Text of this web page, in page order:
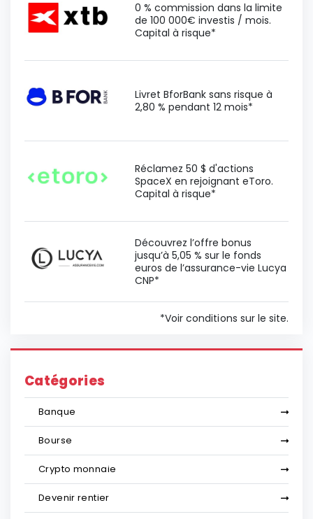
0 % commission dans la limite
de 100 000€ investis / mois.
Capital à risque*
Livret BforBank sans risque à
2,80 % pendant 12 mois*
Réclamez 50 $ d'actions
SpaceX en rejoignant eToro.
Capital à risque*
Découvrez l’offre bonus
jusqu’à 5,05 % sur le fonds
euros de l’assurance-vie Lucya
CNP*
*Voir conditions sur le site.
Catégories
Banque
Bourse
Crypto monnaie
Devenir rentier